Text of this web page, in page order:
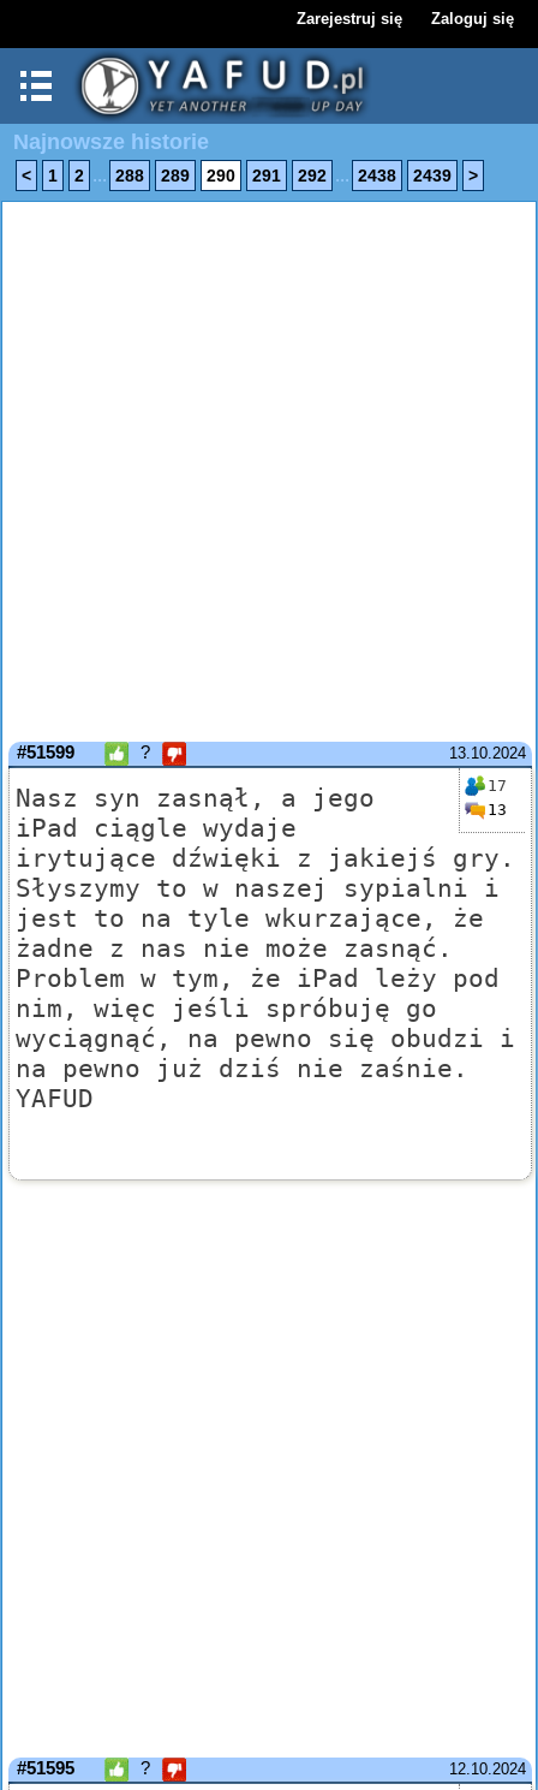
Zarejestruj się Zaloguj się
Najnowsze historie
< 1 2 ... 288 289 290 291 292 ... 2438 2439 >
13.10.2024
#51599 ?
17
13
Nasz syn zasnął, a jego
iPad ciągle wydaje
irytujące dźwięki z jakiejś gry.
Słyszymy to w naszej sypialni i
jest to na tyle wkurzające, że
żadne z nas nie może zasnąć.
Problem w tym, że iPad leży pod
nim, więc jeśli spróbuję go
wyciągnąć, na pewno się obudzi i
na pewno już dziś nie zaśnie.
YAFUD
12.10.2024
#51595 ?